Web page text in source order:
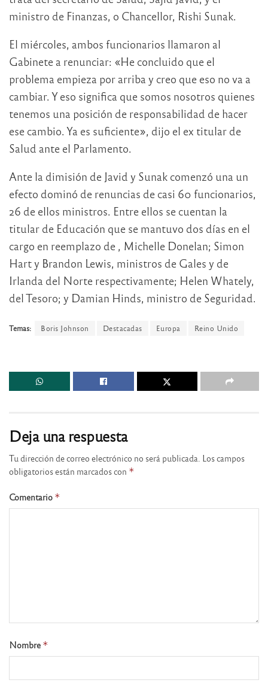
ministro de Finanzas, o Chancellor, Rishi Sunak.
El miércoles, ambos funcionarios llamaron al
Gabinete a renunciar: «He concluido que el
problema empieza por arriba y creo que eso no va a
cambiar. Y eso significa que somos nosotros quienes
tenemos una posición de responsabilidad de hacer
ese cambio. Ya es suficiente», dijo el ex titular de
Salud ante el Parlamento.
Ante la dimisión de Javid y Sunak comenzó una un
efecto dominó de renuncias de casi 60 funcionarios,
26 de ellos ministros. Entre ellos se cuentan la
titular de Educación que se mantuvo dos días en el
cargo en reemplazo de , Michelle Donelan; Simon
Hart y Brandon Lewis, ministros de Gales y de
Irlanda del Norte respectivamente; Helen Whately,
del Tesoro; y Damian Hinds, ministro de Seguridad.
Temas: Boris Johnson Destacadas Europa Reino Unido
Deja una respuesta
Tu dirección de correo electrónico no será publicada. Los campos
obligatorios están marcados con *
Comentario *
Nombre *